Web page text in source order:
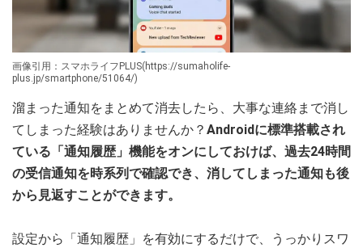
画像引用：スマホライフPLUS(https://sumaholife-
plus.jp/smartphone/51064/)
溜まった通知をまとめて消去したら、大事な連絡まで消し
てしまった経験はありませんか？ Androidに標準搭載され
ている「通知履歴」機能をオンにしておけば、過去24時間
の受信通知を時系列で確認でき、消してしまった通知も後
から見返すことができます。
設定から「通知履歴」を有効にするだけで、うっかりスワ